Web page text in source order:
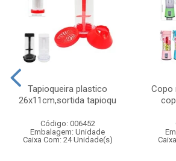
Tapioqueira plastico
26x11cm,sortida tapioqu
Código: 006452
Embalagem: Unidade
Caixa Com: 24 Unidade(s)
Copo